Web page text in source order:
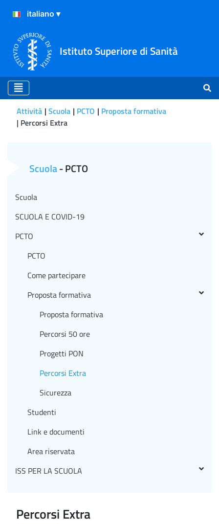
Istituto Superiore di Sanità
Attività Scuola PCTO
Proposta formativa
Percorsi Extra
Percorsi Extra
Scuola- PCTO
Scuola
SCUOLA E COVID-19
PCTO
PCTO
Come partecipare
Proposta formativa
Proposta formativa
Percorsi 50 ore
Progetti PON
Percorsi Extra
Sicurezza
Studenti
Link e documenti
Area riservata
ISS PER LA SCUOLA